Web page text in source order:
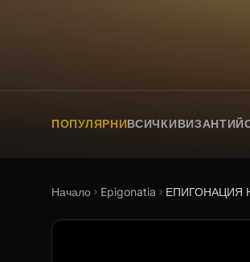
ПОПУЛЯРНИВСИЧКИ
Начало Epigonatia ЕПИГОНАЦИЯ